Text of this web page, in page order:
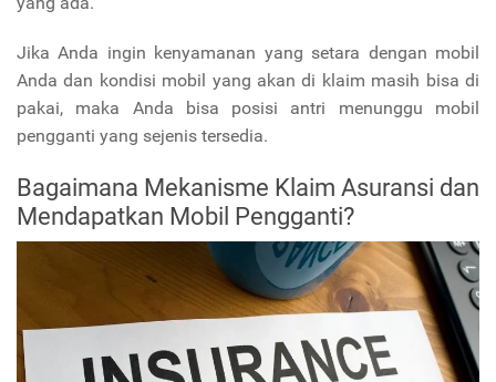
Jika Anda ingin kenyamanan yang setara dengan mobil
Anda dan kondisi mobil yang akan di klaim masih bisa di
pakai, maka Anda bisa posisi antri menunggu mobil
pengganti yang sejenis tersedia.
Bagaimana Mekanisme Klaim Asuransi dan
Mendapatkan Mobil Pengganti?